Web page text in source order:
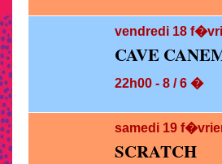
vendredi 18
CAVE
22h00 - 8 / 6 �
samedi 19
SCRATCH